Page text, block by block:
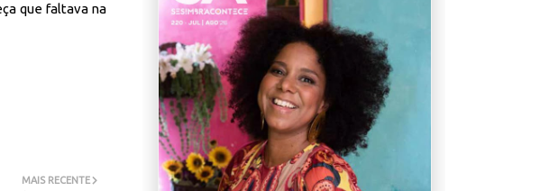
que faltava na
MAIS RECENTE